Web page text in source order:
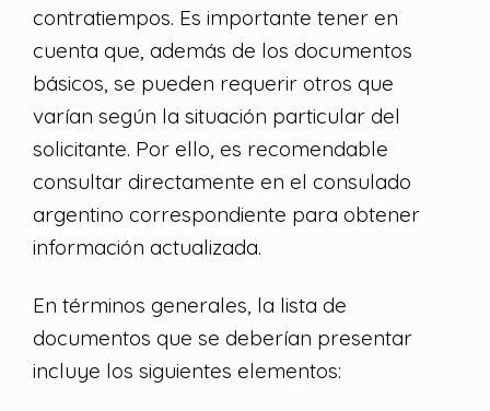
contratiempos. Es importante tener en
cuenta que, además de los documentos
básicos, se pueden requerir otros que
varían según la situación particular del
solicitante. Por ello, es recomendable
consultar directamente en el consulado
argentino correspondiente para obtener
información actualizada.
En términos generales, la lista de
documentos que se deberían presentar
incluye los siguientes elementos: